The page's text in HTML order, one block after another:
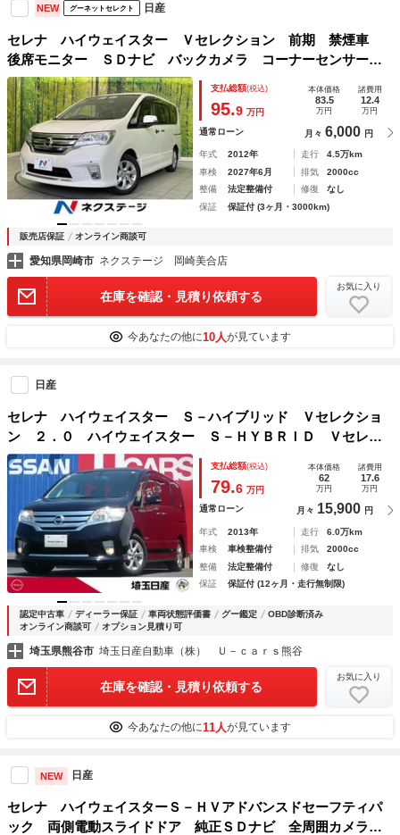
NEW グーネットセレクト 日産
セレナ ハイウェイスター Ｖセレクション 前期 禁煙車
後席モニター ＳＤナビ バックカメラ コーナーセンサー
ドラレコ ＥＴＣ Ｂｌｕｅｔｏｏｔｈ再生 クルコン 両側
電動スライドドア リアオートエアコン アイドリングストッ
プ 横滑り防止装置
支払総額(税込)
95.9 万円
本体価格
83.5
万円
諸費用
12.4
万円
通常ローン 月々 6,000 円
年式 2012年 走行
4.5万km
車検
2027年6月 排気
2000cc
整備
法定整備付 修復
なし
保証
保証付 (3ヶ月・3000km)
販売店保証 オンライン商談可
愛知県岡崎市 ネクステージ 岡崎美合店
在庫を確認・見積り依頼する
お気に入り
今あなたの他に10人が見ています
日産
セレナ ハイウェイスター Ｓ－ハイブリッド Ｖセレクショ
ン ２．０ ハイウェイスター Ｓ－ＨＹＢＲＩＤ Ｖセレク
ション ワンオーナー メモリーナビ バックカメラ クルー
ズコントロール 両側オートスライドドア アイドリングスト
ップ 横滑り防止装置 オートエアコン
支払総額(税込)
79.6 万円
本体価格
62
万円
諸費用
17.6
万円
通常ローン 月々 15,900 円
年式 2013年 走行
6.0万km
車検
車検整備付 排気
2000cc
整備
法定整備付 修復
なし
保証
保証付 (12ヶ月・走行無制限)
認定中古車 ディーラー保証 車両状態評価書 グー鑑定
OBD診断済み
オンライン商談可
オプション見積り可
埼玉県熊谷市 埼玉日産自動車（株） Ｕ－ｃａｒｓ熊谷
在庫を確認・見積り依頼する
お気に入り
今あなたの他に11人が見ています
NEW 日産
セレナ ハイウェイスターＳ－ＨＶアドバンスドセーフティパ
ック 両側電動スライドドア 純正ＳＤナビ 全周囲カメラ